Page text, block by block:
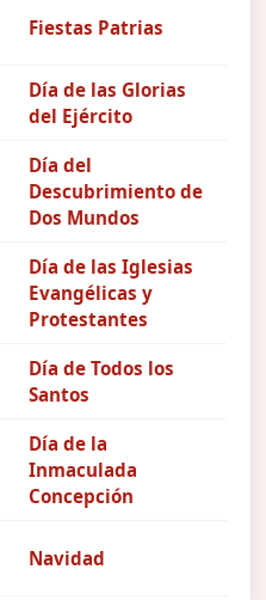
Fiestas Patrias
Día de las Glorias
del Ejército
Día del
Descubrimiento de
Dos Mundos
Día de las Iglesias
Evangélicas y
Protestantes
Día de Todos los
Santos
Día de la
Inmaculada
Concepción
Navidad